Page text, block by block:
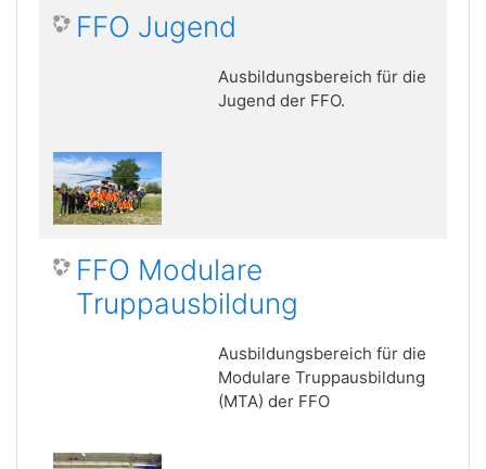
FFO Jugend
Ausbildungsbereich für die
Jugend der FFO.
FFO Modulare
Truppausbildung
Ausbildungsbereich für die
Modulare Truppausbildung
(MTA) der FFO